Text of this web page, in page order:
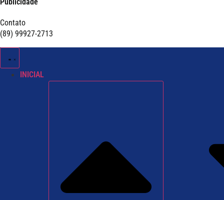
Contato
(89) 99927-2713
INICIAL